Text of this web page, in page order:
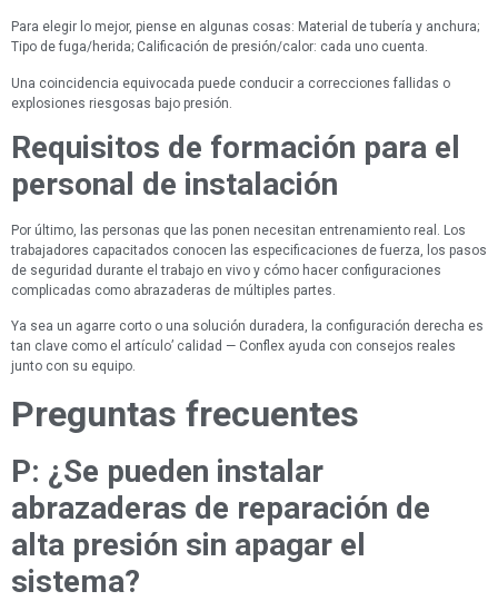
Para elegir lo mejor, piense en algunas cosas: Material de tubería y anchura;
Tipo de fuga/herida; Calificación de presión/calor: cada uno cuenta.
Una coincidencia equivocada puede conducir a correcciones fallidas o
explosiones riesgosas bajo presión.
Requisitos de formación para el
personal de instalación
Por último, las personas que las ponen necesitan entrenamiento real. Los
trabajadores capacitados conocen las especificaciones de fuerza, los pasos
de seguridad durante el trabajo en vivo y cómo hacer configuraciones
complicadas como abrazaderas de múltiples partes.
Ya sea un agarre corto o una solución duradera, la configuración derecha es
tan clave como el artículo’ calidad — Conflex ayuda con consejos reales
junto con su equipo.
Preguntas frecuentes
P: ¿Se pueden instalar
abrazaderas de reparación de
alta presión sin apagar el
sistema?